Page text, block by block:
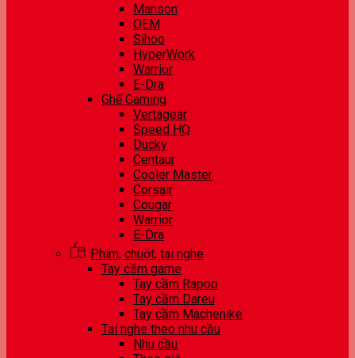
Manson
OEM
Sihoo
HyperWork
Warrior
E-Dra
Ghế Gaming
Vertagear
Speed HQ
Ducky
Centaur
Cooler Master
Corsair
Cougar
Warrior
E-Dra
Phím, chuột, tai nghe
Tay cầm game
Tay cầm Rapoo
Tay cầm Dareu
Tay cầm Machenike
Tai nghe theo nhu cầu
Nhu cầu